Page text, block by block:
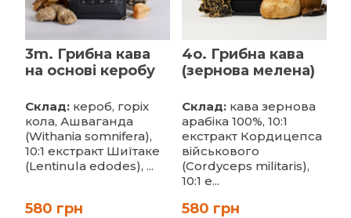
3m. Грибна кава
на основі керобу
Склад: кероб, горіх
кола, Ашваганда
(Withania somnifera),
10:1 екстракт Шиїтаке
(Lentinula edodes), ...
580 грн
4o. Грибна кава
(зернова мелена)
Склад:кава зернова
арабіка 100%, 10:1
екстракт Кордицепса
військового
(Cordyceps militaris),
10:1 е...
580 грн